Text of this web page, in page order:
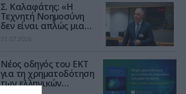
Σ. Καλαφάτης: «Η
Τεχνητή Νοημοσύνη
δεν είναι απλώς μια
νέα τεχνολογία, είναι
μια νέα βιομηχανική
31.07.2026
Νέος οδηγός του ΕΚΤ
για τη χρηματοδότηση
των ελληνικών